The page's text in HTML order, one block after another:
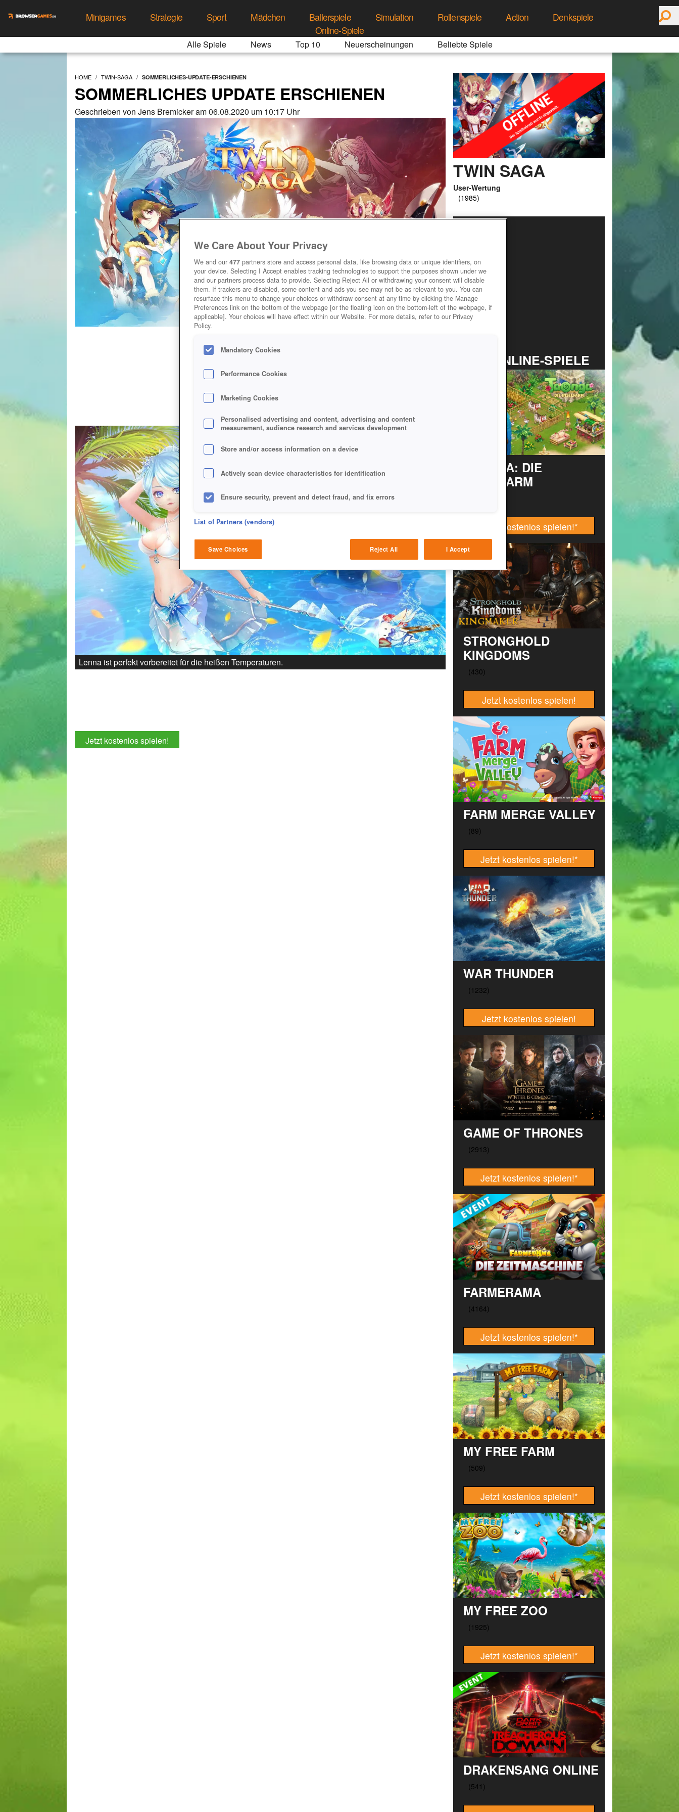
Minigames Strategie Sport Mädchen Ballerspiele Simulation Rollenspiele Action
Denkspiele
Online-Spiele
Alle Spiele News Top 10 Neuerscheinungen Beliebte Spiele
HOME TWIN-SAGA SOMMERLICHES-UPDATE-ERSCHIENEN
SOMMERLICHES UPDATE ERSCHIENEN
Geschrieben von Jens Bremicker am 06.08.2020 um 10:17 Uhr
Lenna ist perfekt vorbereitet für die heißen Temperaturen.
Jetzt kostenlos spielen!
TWIN SAGA
User-Wertung
TOP ONLINE-SPIELE
TAONGA: DIE
INSELFARM
Jetzt kostenlos spielen!*
STRONGHOLD
KINGDOMS
Jetzt kostenlos spielen!
FARM MERGE VALLEY
Jetzt kostenlos spielen!*
WAR THUNDER
Jetzt kostenlos spielen!
GAME OF THRONES
Jetzt kostenlos spielen!*
FARMERAMA
Jetzt kostenlos spielen!*
MY FREE FARM
Jetzt kostenlos spielen!*
MY FREE ZOO
Jetzt kostenlos spielen!*
DRAKENSANG ONLINE
We Care About Your Privacy
We and our 477 partners store and access personal data, like browsing data or unique identifiers, on
your device. Selecting I Accept enables tracking technologies to support the purposes shown under we
and our partners process data to provide. Selecting Reject All or withdrawing your consent will disable
them. If trackers are disabled, some content and ads you see may not be as relevant to you. You can
resurface this menu to change your choices or withdraw consent at any time by clicking the Manage
Preferences link on the bottom of the webpage [or the floating icon on the bottom-left of the webpage, if
applicable]. Your choices will have effect within our Website. For more details, refer to our Privacy
Policy.
Mandatory Cookies
Performance Cookies
Marketing Cookies
Personalised advertising and content, advertising and content
measurement, audience research and services development
Store and/or access information on a device
Actively scan device characteristics for identification
Ensure security, prevent and detect fraud, and fix errors
Deliver and present advertising and content
Match and combine data from other data sources
Link different devices
Identify devices based on information transmitted automatically
Save and communicate privacy choices
Show Purposes
List of Partners (vendors)
Save Choices Reject All I Accept